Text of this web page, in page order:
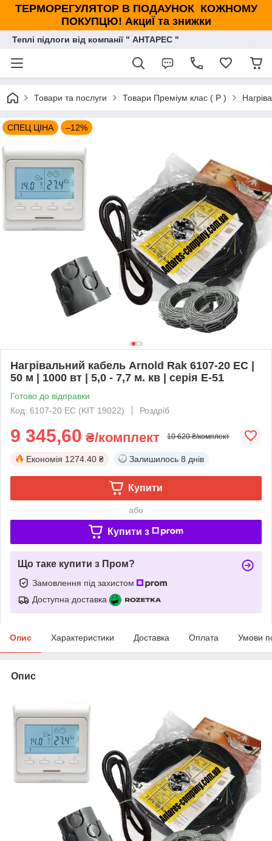
ТЕРМОРЕГУЛЯТОР В ПОДАУНОК КОЖНОМУ
ПОКУПЦЮ! АкциЇ та знижки
Теплі підлоги від компанії " АНТАРЕС "
Товари та послуги Товари Преміум клас ( Р )
СПЕЦ ЦІНА –12%
Нагрівальний кабель Arnold Rak 6107-20 EC |
50 м | 1000 вт | 5,0 - 7,7 м. кв | серія Е-51
Готово до відправки
Код: 6107-20 EC (KIT 19022)
Роздріб
9 345,60 ₴/комплект 10 620 ₴/комплект
Економія 1274.40 ₴ Залишилось 8 днів
Купити
або
Купити з
Що таке купити з Пром?
Замовлення під захистом
Доступна доставка
Опис Характеристики Доставка Оплата Умови
Опис